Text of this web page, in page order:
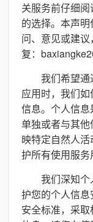
关服务前仔细
的选择。本声
问、意见或建
复：
我们希望
应用时，我们
信息。个人信
单独或者与其
映特定自然人
护所有使用服务
我们深知
护您的个人信
安全标准，采